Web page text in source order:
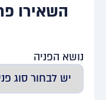
השאירו
נושא הפניה